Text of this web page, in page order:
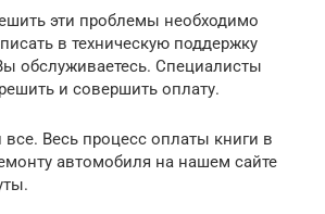
эти проблемы необходимо
в техническую поддержку
обслуживаетесь. Специалисты
и совершить оплату.
все. Весь процесс оплаты книги в
автомобиля на нашем сайте